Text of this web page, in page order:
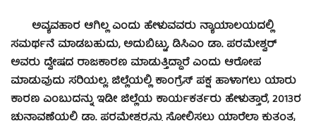
ಅವ್ಯವಹಾರ ಆಗಿಲ್ಲ ಎಂದು ಹೇಳುವವರು ನ್ಯಾಯಾಲಯದಲ್ಲಿ
ಸಮರ್ಥನೆ ಮಾಡಬಹುದು, ಅದುಬಿಟ್ಟು, ಡಿಸಿಎಂ ಡಾ. ಪರಮೇಶ್ವರ್
ಅವರು ದ್ವೇಷದ ರಾಜಕಾರಣ ಮಾಡುತ್ತಿದ್ದಾರೆ ಎಂದು ಆರೋಪ
ಮಾಡುವುದು ಸರಿಯಲ್ಲ. ಜಿಲ್ಲೆಯಲ್ಲಿ ಕಾಂಗ್ರೆಸ್ ಪಕ್ಷ ಹಾಳಾಗಲು ಯಾರು
ಕಾರಣ ಎಂಬುದನ್ನು ಇಡೀ ಜಿಲ್ಲೆಯ ಕಾರ್ಯಕರ್ತರು ಹೇಳುತ್ತಾರೆ, 2013ರ